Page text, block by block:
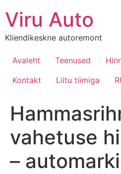
Viru Auto
Kliendikeskne autoremont
Avaleht Teenused
Kontakt
Liitu tiimiga
vahetuse
–